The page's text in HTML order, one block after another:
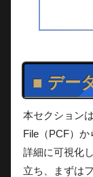
■ デー
本セクション
File（PCF）
詳細に可視化
立ち、まずは